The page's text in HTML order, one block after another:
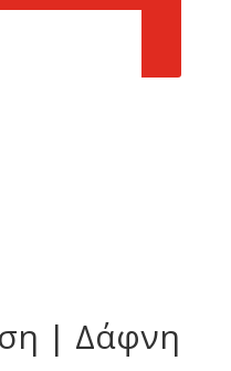
| Δάφνη